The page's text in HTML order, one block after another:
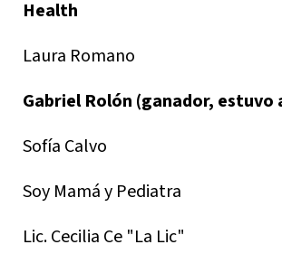
Health
Laura Romano
Gabriel Rolón (ganador, estuvo
Sofía Calvo
Soy Mamá y Pediatra
Lic. Cecilia Ce "La Lic"